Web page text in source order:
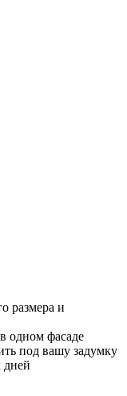
размера и
одном фасаде
под вашу задумку
дней